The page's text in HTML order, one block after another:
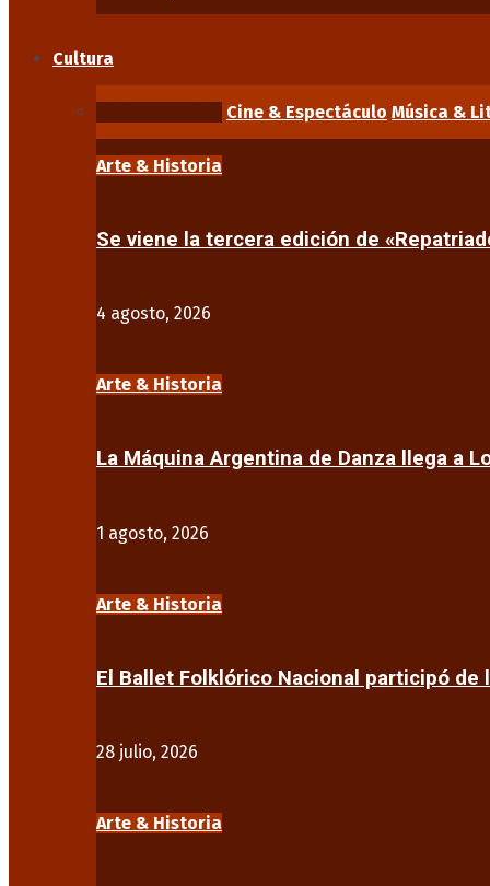
Cultura
Cine & Espectáculo Música &
Arte & Historia
Se viene la tercera edición de
4 agosto, 2026
Arte & Historia
La Máquina Argentina de Danza llega a
1 agosto, 2026
Arte & Historia
El Ballet Folklórico Nacional participó de
28 julio, 2026
Arte & Historia